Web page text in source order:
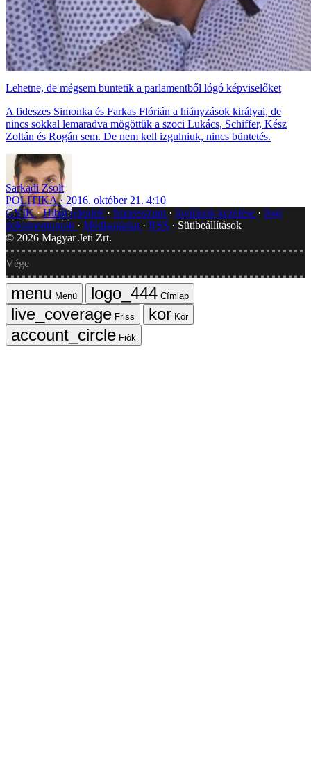
Lehetne, de mégsem büntetik a parlamentből lógó képviselőket
A fideszes Simonka és Farkas Flórián a hiányzások királyai, de
nincs sokkal lemaradva mögöttük a szoci Lukács, Schiffer, Kész
Zoltán és Rogán sem. De nem kell izgulniuk, nincs büntetés.
Sarkadi Zsolt
POLITIKA
2016. október 21. 4:10
GYIK Hibát jelentek Impresszum Javítások kezelése
Jogi
dokumentumok
Médiaajánlat RSS
Sütibeállítások
© 2026 Magyar Jeti Zrt.
Vége
Menü
Címlap
Friss
Kör
Fiók